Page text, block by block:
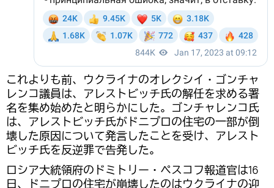
これよりも前、ウクライナのオレクシイ・ゴンチャ
レンコ議員は、アレストビッチ氏の解任を求める署
名を集め始めたと明らかにした。ゴンチャレンコ氏
は、アレストビッチ氏がドニプロの住宅の一部が倒
壊した原因について発言したことを受け、アレスト
ビッチ氏を反逆罪で告発した。
ロシア大統領府のドミトリー・ペスコフ報道官は16
日、ドニプロの住宅が崩壊したのはウクライナの迎